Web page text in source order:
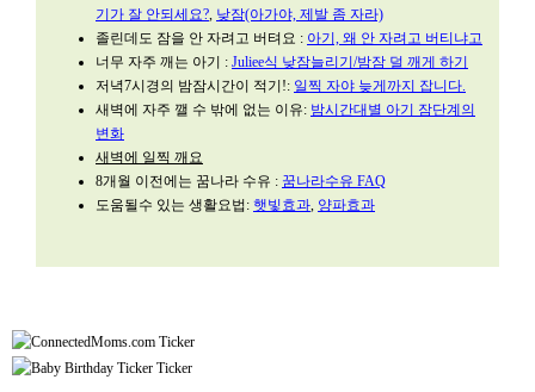
기가 잘 안되세요?, 낮잠(아가야, 제발 좀 자라)
졸린데도 잠을 안 자려고 버텨요 : 아기, 왜 안 자려고 버티냐고
너무 자주 깨는 아기 : Juliee식 낮잠늘리기/밤잠 덜 깨게 하기
저녁7시경의 밤잠시간이 적기!: 일찍 자야 늦게까지 잡니다.
새벽에 자주 깰 수 밖에 없는 이유: 밤시간대별 아기 잠단계의
변화
새벽에 일찍 깨요
8개월 이전에는 꿈나라 수유 : 꿈나라수유 FAQ
도움될수 있는 생활요법: 햇빛효과, 양파효과